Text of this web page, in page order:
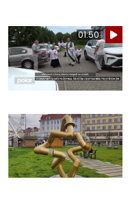
01:50